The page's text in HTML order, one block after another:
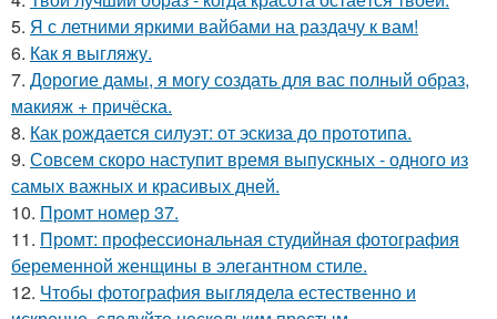
5. Я с летними яркими вайбами на раздачу к вам!
6. Как я выгляжу.
7. Дорогие дамы, я могу создать для вас полный образ,
макияж + причёска.
8. Как рождается силуэт: от эскиза до прототипа.
9. Совсем скоро наступит время выпускных - одного из
самых важных и красивых дней.
10. Промт номер 37.
11. Промт: профессиональная студийная фотография
беременной женщины в элегантном стиле.
12. Чтобы фотография выглядела естественно и